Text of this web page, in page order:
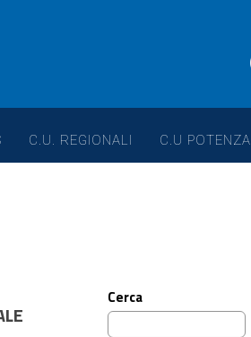
C.U. REGIONALI C.U POTENZA
Cerca